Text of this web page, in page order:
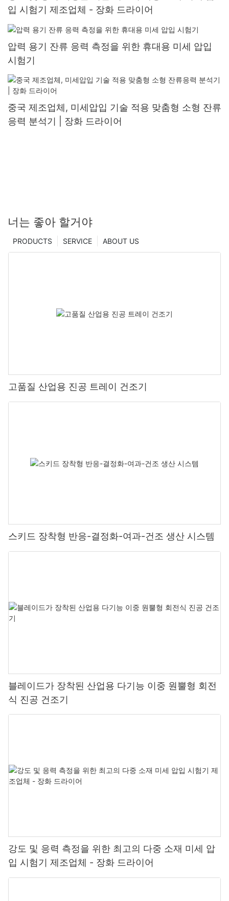
입 시험기 제조업체 - 장화 드라이어
압력 용기 잔류 응력 측정을 위한 휴대용 미세 압입
시험기
중국 제조업체, 미세압입 기술 적용 맞춤형 소형 잔류
응력 분석기 | 장화 드라이어
너는 좋아 할거야
ABOUT US
SERVICE
PRODUCTS
고품질 산업용 진공 트레이 건조기
스키드 장착형 반응-결정화-여과-건조 생산 시스템
블레이드가 장착된 산업용 다기능 이중 원뿔형 회전
식 진공 건조기
강도 및 응력 측정을 위한 최고의 다중 소재 미세 압
입 시험기 제조업체 - 장화 드라이어